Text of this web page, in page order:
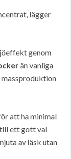
lägger
genom
än vanliga
att ha minimal
ett gott val
av läsk utan